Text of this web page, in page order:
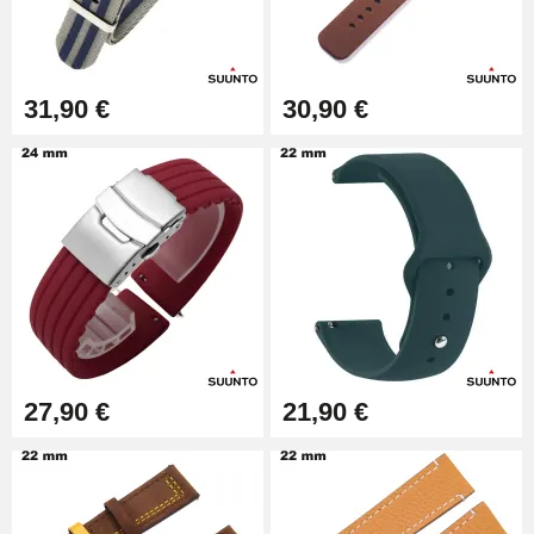
Kit Réparation Montre Débutant
Pied à Coulisse Numérique
9,90 €
Kit Horlogerie Débutant
Marteau Horloger pour Goupille
3,90 €
31,90 € 30,90 €
27,90 € 21,90 €